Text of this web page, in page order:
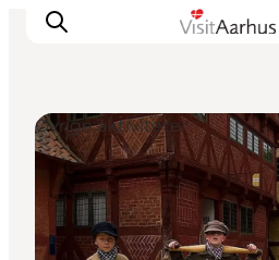
Oplevelser
Kalender
Byer og steder
Øvrige aktiviteter